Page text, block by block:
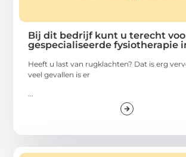
Bij dit bedrijf kunt u terecht
gespecialiseerde fysiotherapie
Heeft u last van rugklachten? Dat is erg
veel gevallen is er
...